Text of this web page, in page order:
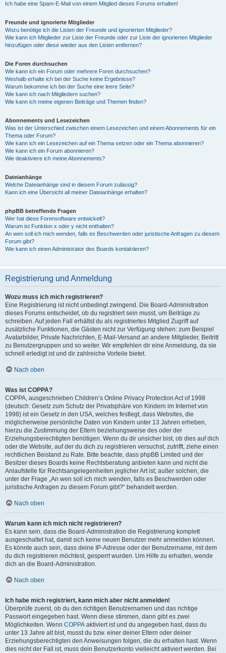
Ich habe eine Spam-E-Mail von einem Mitglied dieses Forums erhalten!
Freunde und ignorierte Mitglieder
Wozu benötige ich die Listen der Freunde und ignorierten Mitglieder?
Wie kann ich Mitglieder zur Liste der Freunde oder zur Liste der ignorierten Mitglieder
hinzufügen oder diese wieder aus den Listen entfernen?
Die Foren durchsuchen
Wie kann ich ein Forum oder mehrere Foren durchsuchen?
Weshalb erhalte ich bei der Suche keine Ergebnisse?
Warum bekomme ich bei der Suche eine leere Seite?
Wie kann ich nach Mitgliedern suchen?
Wie kann ich meine eigenen Beiträge und Themen finden?
Abonnements und Lesezeichen
Was ist der Unterschied zwischen einem Lesezeichen und einem Abonnements für ein
Thema oder Forum?
Wie kann ich ein Lesezeichen auf ein Thema setzen oder ein Thema abonnieren?
Wie kann ich ein Forum abonnieren?
Wie deaktiviere ich meine Abonnements?
Dateianhänge
Welche Dateianhänge sind in diesem Forum zulässig?
Kann ich eine Übersicht all meiner Dateianhänge erhalten?
phpBB betreffende Fragen
Wer hat diese Forensoftware entwickelt?
Warum ist Funktion x oder y nicht enthalten?
An wen soll ich mich wenden, falls es Beschwerden oder juristische Anfragen zu diesem
Forum gibt?
Wie kann ich einen Administrator des Boards kontaktieren?
Registrierung und Anmeldung
Wozu muss ich mich registrieren?
Eine Registrierung ist nicht unbedingt zwingend. Die Board-Administration
dieses Forums entscheidet, ob du registriert sein musst, um Beiträge zu
schreiben. Auf jeden Fall erhältst du als registriertes Mitglied Zugriff auf
zusätzliche Funktionen, die Gästen nicht zur Verfügung stehen: zum Beispiel
Avatarbilder, Private Nachrichten, E-Mail-Versand an andere Mitglieder, Beitritt
zu Benutzergruppen und so weiter. Wir empfehlen dir eine Anmeldung, da sie
schnell erledigt ist und dir zahlreiche Vorteile bietet.
Nach oben
Was ist COPPA?
COPPA, ausgeschrieben Children’s Online Privacy Protection Act of 1998
(deutsch: Gesetz zum Schutz der Privatsphäre von Kindern im Internet von
1998) ist ein Gesetz in den USA, welches festlegt, dass Websites, die
möglicherweise persönliche Daten von Kindern unter 13 Jahren erheben,
hierzu die Zustimmung der Eltern beziehungsweise des oder der
Erziehungsberechtigten benötigen. Wenn du dir unsicher bist, ob dies auf dich
oder die Website, auf der du dich zu registrieren versuchst, zutrifft, ziehe einen
rechtlichen Beistand zu Rate. Bitte beachte, dass phpBB Limited und der
Besitzer dieses Boards keine Rechtsberatung anbieten kann und nicht die
Anlaufstelle für Rechtsangelegenheiten jeglicher Art ist; außer solchen, die
unter der Frage „An wen soll ich mich wenden, falls es Beschwerden oder
juristische Anfragen zu diesem Forum gibt?“ behandelt werden.
Nach oben
Warum kann ich mich nicht registrieren?
Es kann sein, dass die Board-Administration die Registrierung komplett
ausgeschaltet hat, damit sich keine neuen Benutzer mehr anmelden können.
Es könnte auch sein, dass deine IP-Adresse oder der Benutzername, mit dem
du dich registrieren möchtest, gesperrt wurden. Um Hilfe zu erhalten, wende
dich an die Board-Administration.
Nach oben
Ich habe mich registriert, kann mich aber nicht anmelden!
Überprüfe zuerst, ob du den richtigen Benutzernamen und das richtige
Passwort eingegeben hast. Wenn diese stimmen, dann gibt es zwei
Möglichkeiten. Wenn COPPA aktiviert ist und du angegeben hast, dass du
unter 13 Jahre alt bist, musst du bzw. einer deiner Eltern oder deiner
Erziehungsberechtigten den Anweisungen folgen, die du erhalten hast. Wenn
dies nicht der Fall ist, muss dein Benutzerkonto vielleicht aktiviert werden. Bei